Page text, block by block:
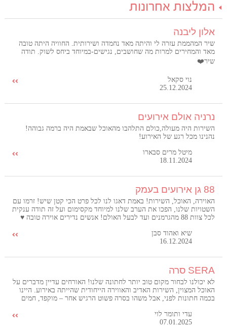
המלצות אחרונות
אלון ליבנה
שיר המהממת עזרה לי והיתה מאד נחמדה ושירותית. החוויה היתה טובה
מאד והמחירים למרות מה שחושבים, נגישים-במיוחד ביחס לשוק. תודה
שיר❤️
נוי סקאל
25.12.2024
נרניה אולם אירועים
השירות היה מעולה,כולם התלהבו מהאוכל שבאמת היה ברמה גבוהה!
נהנינו מכל רגע של האירוע!
מיטל מרים סבארו
18.11.2024
88 גן אירועים בעמק
האוירה, האוכל, השירות! באמת דאגו לנו לכל פרט הכי קטן שיש! זרמו עם
השטויות שלנו, הפכו את הערב שלנו למיוחד מקסימום ועל זה תודה ענקית
לכל צוות 88 מהגרמנים ועד לבעל האולם! אנשים נדירים אוירה טובה ♥️
שיא ואהוד סבן
16.12.2024
SERA סרה
לא יכולנו לבחור מקום טוב יותר לחתונה שלנו! האורחים עדיין מדברים על
האוכל המצוין, השירות האדיב והאווירה הייחודית שהייתה באירוע. היינו
בכמה חתונות לפני, אבל משהו בסרה פשוט הרגיש אחר – מוקפד, חמים
המאושר בחיינו, וממליצים לכל זוג לעשות את אותו הדבר!
עדי ותומר לוי
07.01.2025